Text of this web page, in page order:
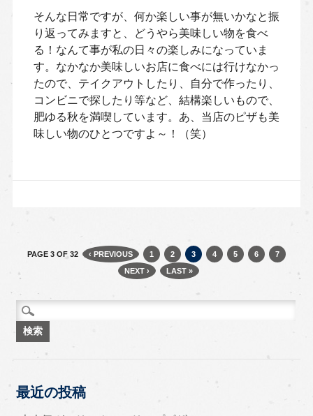
そんな日常ですが、何か楽しい事が無いかなと振
り返ってみますと、どうやら美味しい物を食べ
る！なんて事が私の日々の楽しみになっていま
す。なかなか美味しいお店に食べには行けなかっ
たので、テイクアウトしたり、自分で作ったり、
コンビニで探したり等など、結構楽しいもので、
肥ゆる秋を満喫しています。あ、当店のピザも美
味しい物のひとつですよ～！（笑）
PAGE 3 OF 32 ‹ PREVIOUS 1 2 3 4 5 6
7
NEXT ›
LAST »
検索:
最近の投稿